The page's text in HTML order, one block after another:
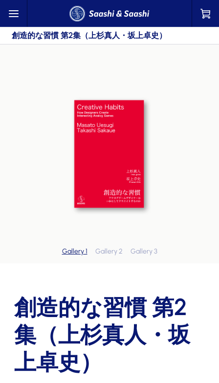
創造的な習慣 第2集（上杉真人・坂上卓史）
Gallery 1 Gallery 2 Gallery 3
創造的な習慣 第2
集（上杉真人・坂
上卓史）
創造的な習慣 第2集（上杉真人・坂上卓史） | Saashi & Saashi